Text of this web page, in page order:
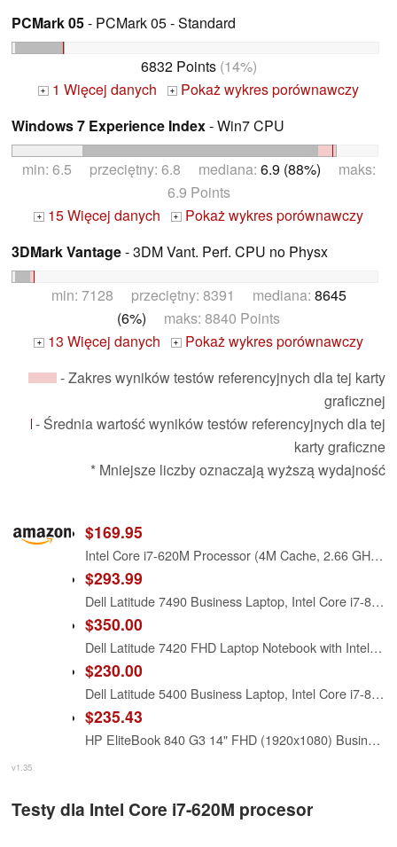
PCMark 05- PCMark 05 - Standard
6832 Points(14%)
+ 1 Więcej danych +
Pokaż wykres porównawczy
Windows 7 Experience Index- Win7 CPU
min: 6.5 przeciętny: 6.8 mediana: 6.9 (88%) maks:
6.9 Points
+ 15 Więcej danych + Pokaż wykres porównawczy
3DMark Vantage- 3DM Vant. Perf. CPU no Physx
min: 7128 przeciętny: 8391 mediana: 8645
(6%) maks: 8840 Points
+ 13 Więcej danych + Pokaż wykres porównawczy
- Zakres wyników testów referencyjnych dla tej karty
graficznej
- Średnia wartość wyników testów referencyjnych dla tej
karty graficzne
* Mniejsze liczby oznaczają wyższą wydajność
$169.95
Intel Core i7-620M Processor (4M Cache, 2.66 GHz) CPU
$293.99
Dell Latitude 7490 Business Laptop, Intel Core i7-8650U, 16GB DDR4 RAM, 512GB SSD, 14" HD (1366x768), CAM, HDMI, Windows 11 Pro (Renewed)
$350.00
Dell Latitude 7420 FHD Laptop Notebook with Intel Core i7 11th Gen Processor (16GB Ram, 512GB SSD, WiFi, Bluetooth) Windows 11 Pro - Carbon Fiber (Renewed)
$230.00
Dell Latitude 5400 Business Laptop, Intel Core i7-8665 (up to 4.8GHz), 8GB RAM, 256 GB SSD, 14in FHD(1920×1080) Notebook, Windows 11 Pro (Renewed)
$235.43
HP EliteBook 840 G3 14" FHD (1920x1080) Business Laptop Computer, Intel Core i7-6600 Up to 3.40GHz Notebook PC, 16GB RAM, 256GB SSD, Type-C, Windows 11 Pro (Renewed)
v1.35
Testy dla Intel Core i7-620M procesor